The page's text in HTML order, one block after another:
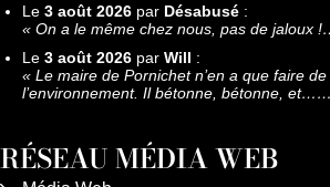
Le 3 août 2026 par Désabusé :
« On a le même chez nous, pas de jaloux
Le 3 août 2026 par Will :
« Le maire de Pornichet n’en a que faire
l’environnement. Il bétonne, bétonne, et……
RÉSEAU MÉDIA WEB